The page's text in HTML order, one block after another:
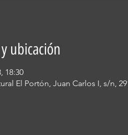
ubicación
18:30
El Portón, Juan Carlos I, s/n,